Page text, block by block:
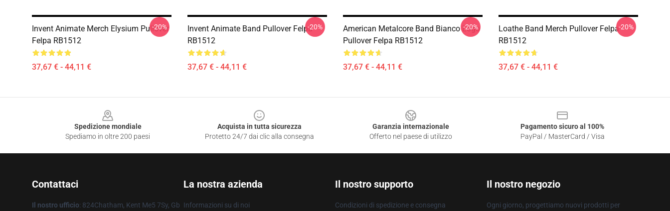
Invent Animate Merch Elysium Pullover
Felpa RB1512
37,67 € - 44,11 €
-20%
Invent Animate Band Pullover Felpa
RB1512
37,67 € - 44,11 €
-20%
American Metalcore Band Bianco Logo
Pullover Felpa RB1512
37,67 € - 44,11 €
-20%
Loathe Band Merch Pullover Felpa
RB1512
37,67 € - 44,11 €
-20%
Spedizione mondiale
Spediamo in oltre 200 paesi
Acquista in tutta sicurezza
Protetto 24/7 dai clic alla consegna
Garanzia internazionale
Offerto nel paese di utilizzo
Pagamento sicuro al 100%
PayPal / MasterCard / Visa
Contattaci
Il nostro ufficio: 824Chatham, Kent Me5 7Sy, Gb
La nostra azienda
Informazioni su di noi
Il nostro supporto
Condizioni di spedizione e consegna
Il nostro negozio
Ogni giorno, progettiamo nuovi prodotti per